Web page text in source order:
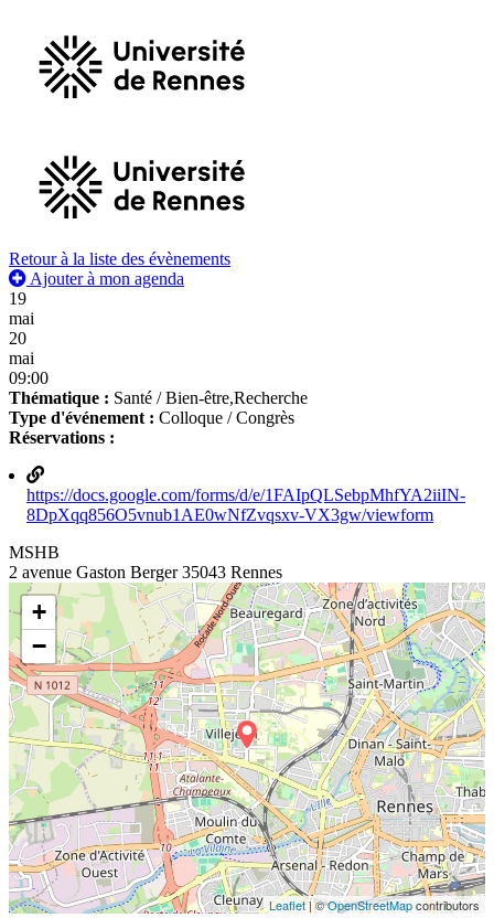
Retour à la liste des évènements
Ajouter à mon agenda
19
mai
20
mai
09:00
Thématique : Santé / Bien-être,Recherche
Type d'événement : Colloque / Congrès
Réservations :
https://docs.google.com/forms/d/e/1FAIpQLSebpMhfYA2iiIN-
8DpXqq856O5vnub1AE0wNfZvqsxv-VX3gw/viewform
MSHB
2 avenue Gaston Berger 35043 Rennes
+
−
Leaflet| ©OpenStreetMapcontributors